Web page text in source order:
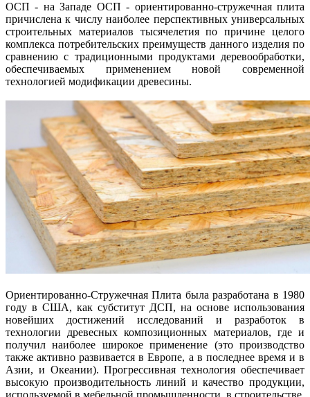
ОСП - на Западе ОСП - ориентированно-стружечная плита
причислена к числу наиболее перспективных универсальных
строительных материалов тысячелетия по причине целого
комплекса потребительских преимуществ данного изделия по
сравнению с традиционными продуктами деревообработки,
обеспечиваемых применением новой современной
технологией модификации древесины.
Ориентированно-Стружечная Плита была разработана в 1980
году в США, как субститут ДСП, на основе использования
новейших достижений исследований и разработок в
технологии древесных композиционных материалов, где и
получил наиболее широкое применение (это производство
также активно развивается в Европе, а в последнее время и в
Азии, и Океании). Прогрессивная технология обеспечивает
высокую производительность линий и качество продукции,